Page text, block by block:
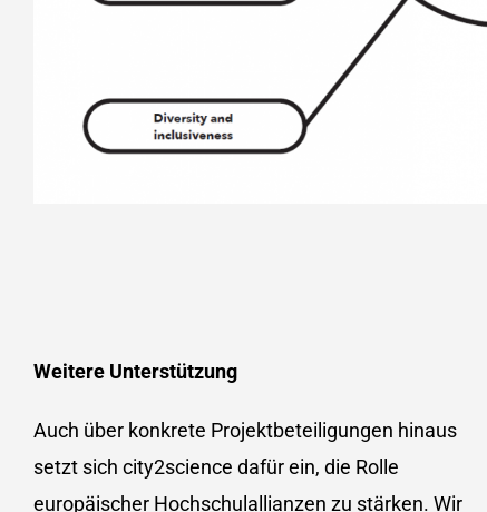
Weitere Unterstützung
Auch über konkrete Projektbeteiligungen hinaus
setzt sich city2science dafür ein, die Rolle
europäischer Hochschulallianzen zu stärken. Wir